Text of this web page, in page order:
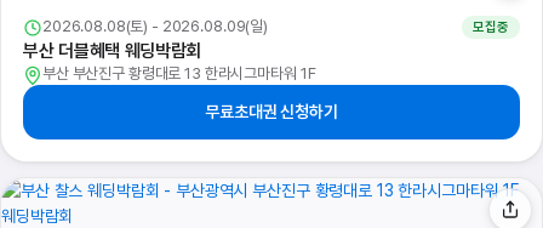
2026.08.08(토) - 2026.08.09(일) 모집중
부산 더블혜택 웨딩박람회
부산 부산진구 황령대로 13 한라시그마타워 1F
무료초대권 신청하기